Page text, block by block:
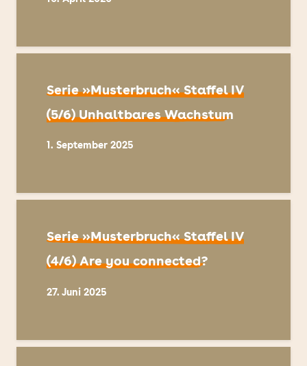
Serie »Musterbruch« Staffel IV
(5/6) Unhaltbares Wachstum
1. September 2025
Serie »Musterbruch« Staffel IV
(4/6) Are you connected?
27. Juni 2025